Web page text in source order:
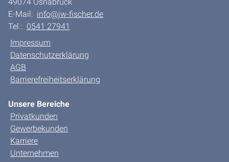
E-Mail: info@jw-fischer.de
Tel.: 0541 27941
Impressum
Datenschutzerklärung
AGB
Barrierefreiheitserklärung
Unsere Bereiche
Privatkunden
Gewerbekunden
Karriere
Unternehmen